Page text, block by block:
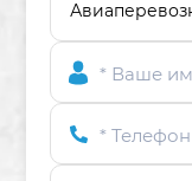
* Ваше
* Телефон